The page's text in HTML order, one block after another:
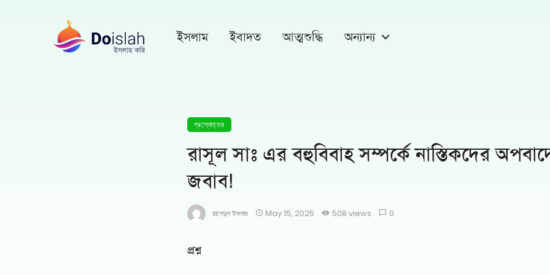
ইসলাম ইবাদত আত্মশুদ্ধি অন্যান্য
প্রশ্নোত্তর
রাসূল সাঃ এর বহুবিবাহ সম্পর্কে নাস্তিকদের
জবাব!
রাশেদুল ইসলাম May 15, 2025 508 views 0
প্রশ্ন